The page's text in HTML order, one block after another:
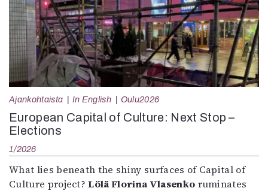
Ajankohtaista In English Oulu2026
European Capital of Culture: Next Stop –
Elections
1/2026
What lies beneath the shiny surfaces of Capital of
Culture project?Lölä Florina Vlasenko ruminates